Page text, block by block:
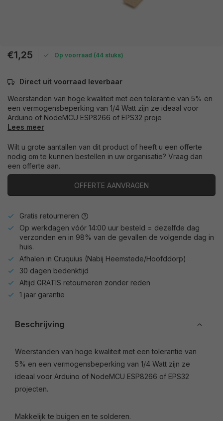
€1,25 Op voorraad (44 stuks)
Direct uit voorraad leverbaar
Weerstanden van hoge kwaliteit met een tolerantie van 5% en
een vermogensbeperking van 1/4 Watt zijn ze ideaal voor
Arduino of NodeMCU ESP8266 of EPS32 proje
Lees meer
Wilt u grote aantallen van dit product of heeft u een offerte
nodig om te kunnen bestellen in uw organisatie? Vraag dan
een offerte aan.
OFFERTE AANVRAGEN
Gratis retourneren
Op werkdagen vóór 14:00 uur besteld = dezelfde dag
verzonden en in 98% van de gevallen de volgende dag in
huis.
Afhalen in Cruquius (Nabij Heemstede/Hoofddorp)
30 dagen bedenktijd
Altijd GRATIS retourneren zonder reden
1 jaar garantie
Beschrijving
Weerstanden van hoge kwaliteit met een tolerantie van
5% en een vermogensbeperking van 1/4 Watt zijn ze
ideaal voor Arduino of NodeMCU ESP8266 of EPS32
projecten.
Makkelijk te buigen en te solderen.